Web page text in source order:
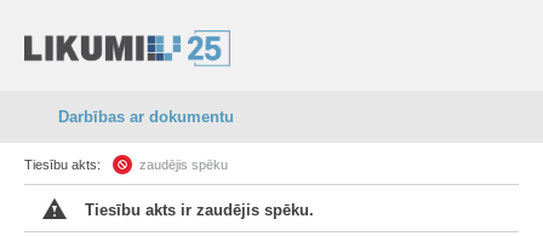
Darbības ar dokumentu
Tiesību akts: zaudējis spēku
Tiesību akts ir zaudējis spēku.